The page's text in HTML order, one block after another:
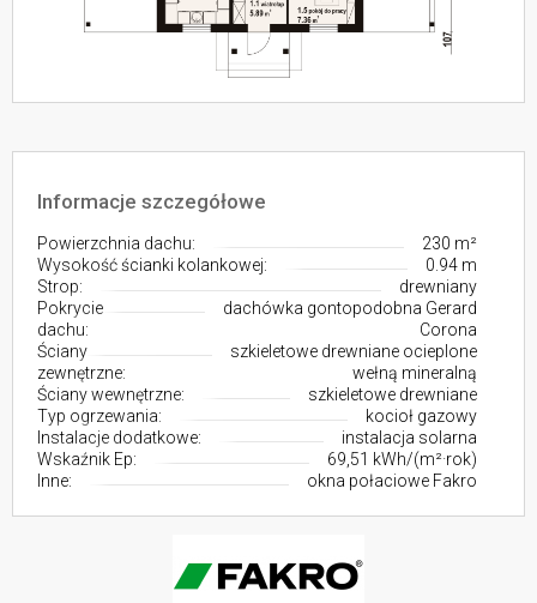
Informacje szczegółowe
Powierzchnia dachu:
230 m²
Wysokość ścianki kolankowej:
0.94 m
Strop:
drewniany
Pokrycie
dachu:
dachówka gontopodobna Gerard
Corona
Ściany
zewnętrzne:
szkieletowe drewniane ocieplone
wełną mineralną
Ściany wewnętrzne:
szkieletowe drewniane
Typ ogrzewania:
kocioł gazowy
Instalacje dodatkowe:
instalacja solarna
Wskaźnik Ep:
69,51 kWh/(m²·rok)
Inne:
okna połaciowe Fakro